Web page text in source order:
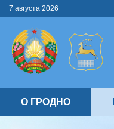
7 августа 2026
О ГРОДНО